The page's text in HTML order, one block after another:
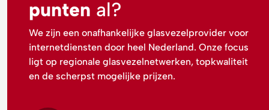
punten al?
We zijn een onafhankelijke glasvezelprovider voor
internetdiensten door heel Nederland. Onze focus
ligt op regionale glasvezelnetwerken, topkwaliteit
en de scherpst mogelijke prijzen.